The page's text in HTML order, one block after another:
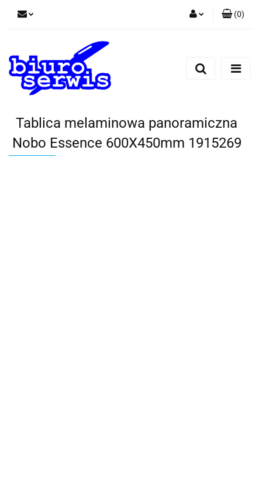
Zarejestruj się
(0)
Tablica melaminowa panoramiczna
Nobo Essence 600X450mm 1915269